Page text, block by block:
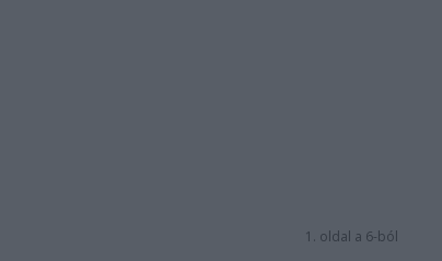
1. oldal a 6-ból